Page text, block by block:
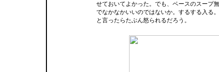
せておいてよかった。でも、ベースのスープ
でなかなかいいのではないか。するする入る
と言ったらたぶん怒られるだろう。